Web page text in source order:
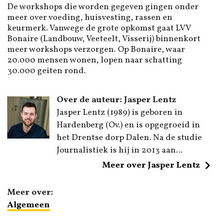
De workshops die worden gegeven gingen onder
meer over voeding, huisvesting, rassen en
keurmerk. Vanwege de grote opkomst gaat LVV
Bonaire (Landbouw, Veeteelt, Visserij) binnenkort
meer workshops verzorgen. Op Bonaire, waar
20.000 mensen wonen, lopen naar schatting
30.000 geiten rond.
Over de auteur: Jasper Lentz
Jasper Lentz (1989) is geboren in
Hardenberg (Ov.) en is opgegroeid in
het Drentse dorp Dalen. Na de studie
Journalistiek is hij in 2013 aan...
Meer over Jasper Lentz
Meer over:
Algemeen